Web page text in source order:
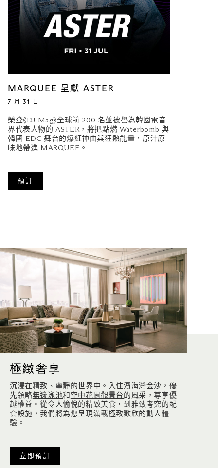
MARQUEE 呈獻 ASTER
7 月 31 日
榮登《DJ Mag》全球前 200 名並被譽為韓國電音
界代表人物的 ASTER，將把點燃 Waterbomb 與
韓國 EDC 舞台的爆紅神曲與狂熱能量，原汁原
味地帶進 MARQUEE。
預訂
極緻奢享
沉浸在精致、寧靜的世界中。入住濱海灣金沙，優
先領略無邊泳池和 空中花園觀景台 的風采，尊享優
越權益。從令人愉悅的精致美食，到雅致考究的配
套設施，我們將為您呈現滿載極致歡欣的動人體
驗。
立即預訂